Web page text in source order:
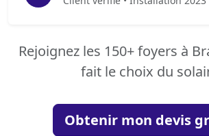
Rejoignez les 150+ foyers à
fait le choix du
Obtenir mon devis